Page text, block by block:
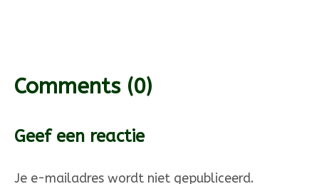
Comments (0)
Geef een reactie
Je e-mailadres wordt niet gepubliceerd.